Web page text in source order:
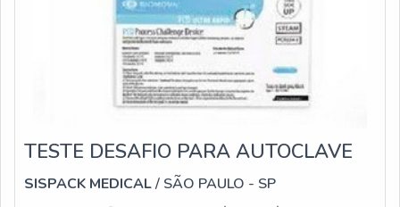
TESTE DESAFIO PARA AUTOCLAVE
SISPACK MEDICAL/ SÃO PAULO - SP